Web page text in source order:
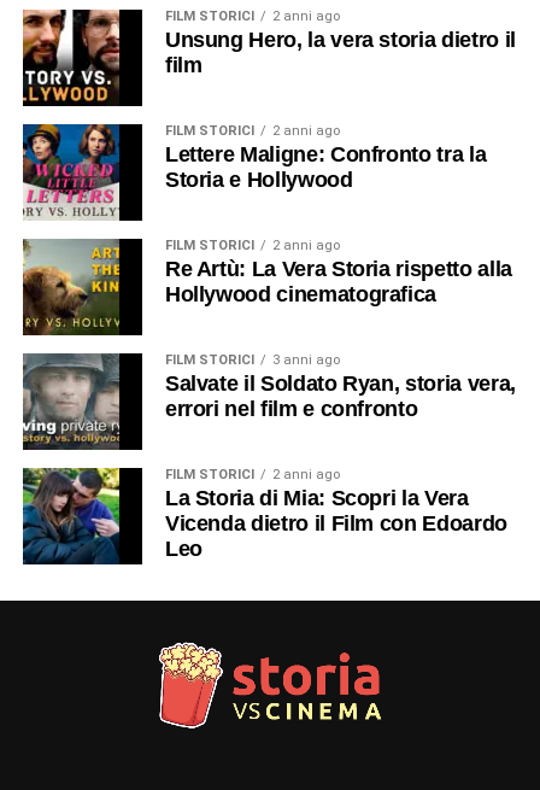
FILM STORICI 2 anni ago
Unsung Hero, la vera storia dietro il
film
FILM STORICI 2 anni ago
Lettere Maligne: Confronto tra la
Storia e Hollywood
FILM STORICI 2 anni ago
Re Artù: La Vera Storia rispetto alla
Hollywood cinematografica
FILM STORICI 3 anni ago
Salvate il Soldato Ryan, storia vera,
errori nel film e confronto
FILM STORICI 2 anni ago
La Storia di Mia: Scopri la Vera
Vicenda dietro il Film con Edoardo
Leo